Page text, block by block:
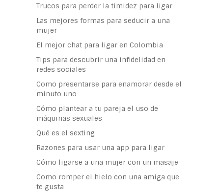
Trucos para perder la timidez para ligar
Las mejores formas para seducir a una
mujer
El mejor chat para ligar en Colombia
Tips para descubrir una infidelidad en
redes sociales
Como presentarse para enamorar desde el
minuto uno
Cómo plantear a tu pareja el uso de
máquinas sexuales
Qué es el sexting
Razones para usar una app para ligar
Cómo ligarse a una mujer con un masaje
Como romper el hielo con una amiga que
te gusta